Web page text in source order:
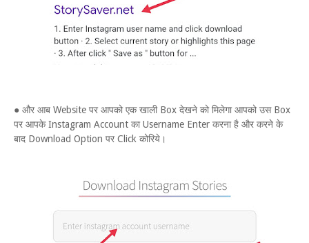
● और आब Website पर आपको एक खाली Box देखने को मिलेगा आपको उस Box
पर आपके Instagram Account का Username Enter करना है और करने के
बाद Download Option पर Click कोरिये।